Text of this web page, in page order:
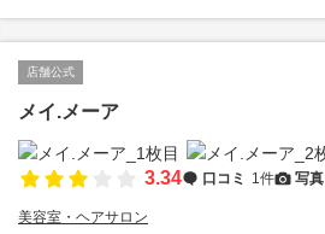
店舗公式
メイ.メーア
3.34 口コミ 1件 写真
美容室・ヘアサロン